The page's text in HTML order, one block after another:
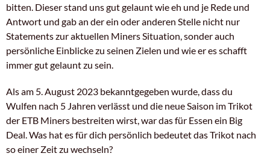
bitten. Dieser stand uns gut gelaunt wie eh und je Rede und
Antwort und gab an der ein oder anderen Stelle nicht nur
Statements zur aktuellen Miners Situation, sonder auch
persönliche Einblicke zu seinen Zielen und wie er es schafft
immer gut gelaunt zu sein.
Als am 5. August 2023 bekanntgegeben wurde, dass du
Wulfen nach 5 Jahren verlässt und die neue Saison im Trikot
der ETB Miners bestreiten wirst, war das für Essen ein Big
Deal. Was hat es für dich persönlich bedeutet das Trikot nach
so einer Zeit zu wechseln?